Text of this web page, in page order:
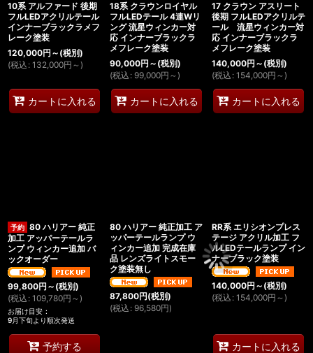
10系 アルファード 後期
フルLEDアクリルテール
インナーブラックラメフ
レーク塗装
120,000円 ～ (税別)
(税込 : 132,000円 ～)
カートに入れる
18系 クラウンロイヤル
フルLEDテール 4連Wリ
ング 流星ウィンカー対
応 インナーブラックラ
メフレーク塗装
90,000円 ～ (税別)
(税込 : 99,000円 ～)
カートに入れる
17 クラウン アスリート
後期 フルLEDアクリルテ
ール 流星ウィンカー対
応 インナーブラックラ
メフレーク塗装
140,000円 ～ (税別)
(税込 : 154,000円 ～)
カートに入れる
80 ハリアー 純正
加工 アッパーテールラ
ンプ ウィンカー追加 バ
ックオーダー
99,800円 ～ (税別)
(税込 : 109,780円 ～)
お届け目安 :
9月下旬より順次発送
予約する
80 ハリアー 純正加工 ア
ッパーテールランプ ウ
ィンカー追加 完成在庫
品 レンズライトスモー
ク塗装無し
87,800円(税別)
(税込 : 96,580円)
RR系 エリシオンプレス
テージ アクリル加工 フ
ルLEDテールランプ イン
ナーブラック塗装
140,000円 ～ (税別)
(税込 : 154,000円 ～)
カートに入れる